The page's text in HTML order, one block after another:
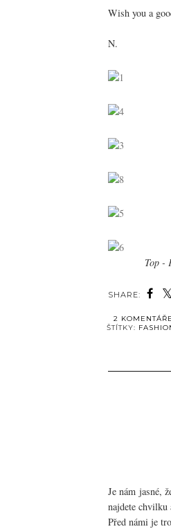
Wish you a
N.
Top -
SHARE:
2 KOMENTÁŘE
ŠTÍTKY:
Je nám jasné,
najdete chvilku
Před námi je